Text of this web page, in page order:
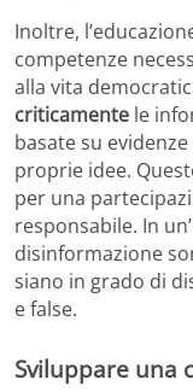
Inoltre,
competenze
alla vita
criticamente le
basate su
proprie idee.
per una
responsabile. In
disinformazione
siano in grado di
e false.
Sviluppare una